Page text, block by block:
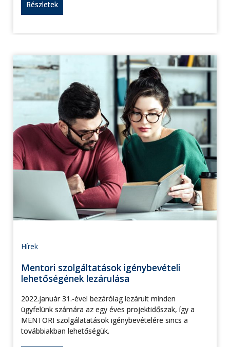
Részletek
Hírek
Mentori szolgáltatások igénybevételi
lehetőségének lezárulása
2022.január 31.-ével bezárólag lezárult minden
ügyfelünk számára az egy éves projektidőszak, így a
MENTORI szolgálatatások igénybevételére sincs a
továbbiakban lehetőségük.